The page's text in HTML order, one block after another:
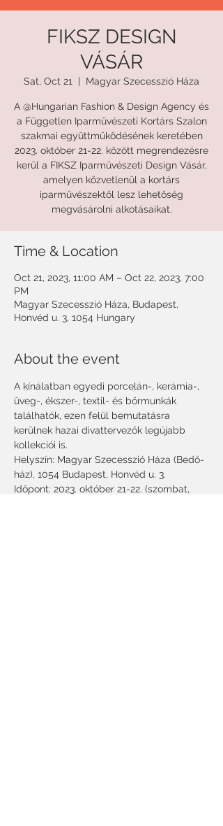
FIKSZ DESIGN
VÁSÁR
Sat, Oct 21
  |
Magyar Szecesszió Háza
A @Hungarian Fashion & Design Agency és
a Független Iparművészeti Kortárs Szalon
szakmai együttműködésének keretében
2023. október 21-22. között megrendezésre
kerül a FIKSZ Iparművészeti Design Vásár,
amelyen közvetlenül a kortárs
iparművészektől lesz lehetőség
Time & Location
Oct 21, 2023, 11:00 AM – Oct 22, 2023, 7:00
PM
Magyar Szecesszió Háza, Budapest,
Honvéd u. 3, 1054 Hungary
About the event
A kínálatban egyedi porcelán-, kerámia-,
üveg-, ékszer-, textil- és bőrmunkák
találhatók, ezen felül bemutatásra
kerülnek hazai divattervezők legújabb
kollekciói is.
Helyszín: Magyar Szecesszió Háza (Bedő-
ház), 1054 Budapest, Honvéd u. 3.
Időpont: 2023. október 21-22. (szombat,